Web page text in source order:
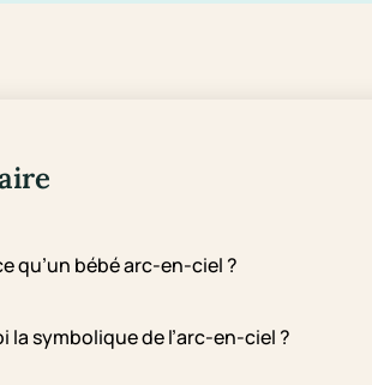
qu’un bébé arc-en-ciel ?
la symbolique de l’arc-en-ciel ?